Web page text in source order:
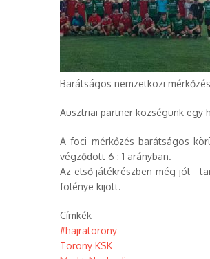
Barátságos nemzetközi
Ausztriai partner községünk egy
A foci mérkőzés barátságos
végződött 6 : 1 arányban.
Az első játékrészben még jól
fölénye kijött.
Címkék
#hajratorony
Torony KSK